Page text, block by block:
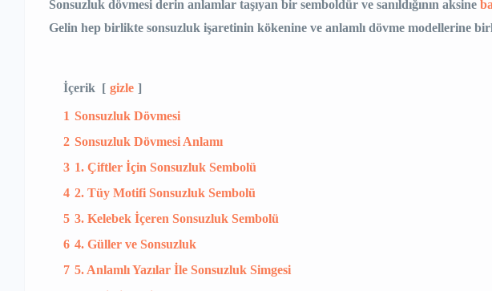
Sonsuzluk dövmesi derin anlamlar taşıyan bir semboldür ve sanıldığının aksine
Gelin hep birlikte sonsuzluk işaretinin kökenine ve anlamlı dövme modellerine
İçerik gizle
1 Sonsuzluk Dövmesi
2 Sonsuzluk Dövmesi Anlamı
3 1. Çiftler İçin Sonsuzluk Sembolü
4 2. Tüy Motifi Sonsuzluk Sembolü
5 3. Kelebek İçeren Sonsuzluk Sembolü
6 4. Güller ve Sonsuzluk
7 5. Anlamlı Yazılar İle Sonsuzluk Simgesi